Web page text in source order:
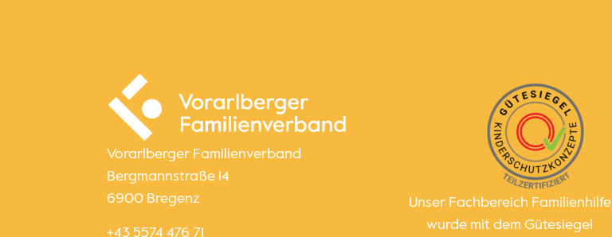
Vorarlberger Familienverband
Bergmannstraße 14
6900 Bregenz
+43 5574 476 71
Unser Fachbereich Familienhilfe
wurde mit dem Gütesiegel